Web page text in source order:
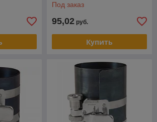
Под заказ
95,02 руб.
Купить